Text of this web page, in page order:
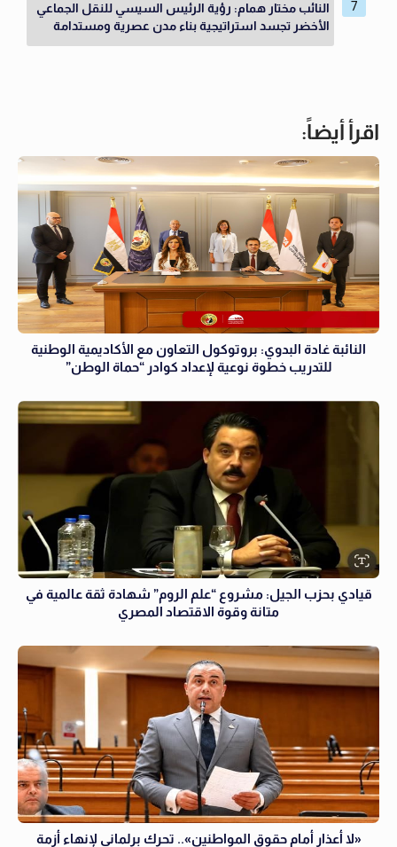
النائب مختار همام: رؤية الرئيس السيسي للنقل الجماعي
الأخضر تجسد استراتيجية بناء مدن عصرية ومستدامة
اقرأ أيضاً:
النائبة غادة البدوي: بروتوكول التعاون مع الأكاديمية الوطنية
للتدريب خطوة نوعية لإعداد كوادر “حماة الوطن”
قيادي بحزب الجيل: مشروع “علم الروم” شهادة ثقة عالمية في
متانة وقوة الاقتصاد المصري
«لا أعذار أمام حقوق المواطنين».. تحرك برلماني لإنهاء أزمة